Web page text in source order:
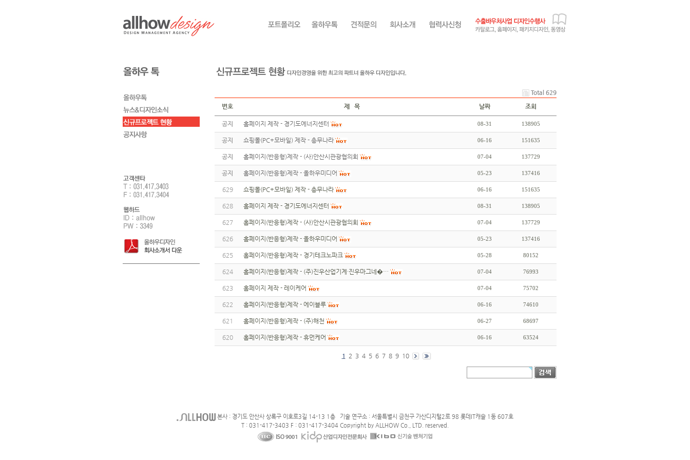
Total 629
번호
제 목 날짜 조회
공지 홈페이지 제작 - 경기도에너지센터 08-31 138905
공지 쇼핑몰(PC+모바일) 제작 - 총무나라 06-16 151635
공지 홈페이지(반응형)제작 - (사)안산시관광협의회 07-04 137729
공지 홈페이지(반응형)제작 - 올하우미디어 05-23 137416
629 쇼핑몰(PC+모바일) 제작 - 총무나라 06-16 151635
628 홈페이지 제작 - 경기도에너지센터 08-31 138905
627 홈페이지(반응형)제작 - (사)안산시관광협의회 07-04 137729
626 홈페이지(반응형)제작 - 올하우미디어 05-23 137416
625 홈페이지(반응형)제작 - 경기테크노파크 05-28 80152
624 홈페이지(반응형)제작 - (주)진우산업기계·진우마그네�… 07-04 76993
623 홈페이지 제작 - 레이케어 07-04 75702
622 홈페이지(반응형)제작 - 에이블루 06-16 74610
621 홈페이지(반응형)제작 - (주)해천 06-27 68697
620 홈페이지(반응형)제작 - 휴먼케어 06-16 63524
1 2 3 4 5 6 7 8 9 10
본사 : 경기도 안산사 상록구 이호로3길 14-13 1층 기술 연구소 : 서울특별시 금천구 가산디지털2로 98 롯데IT캐슬 1동 607호
T : 031-417-3403 F : 031-417-3404 Copyright by ALLHOW Co., LTD. reserved.